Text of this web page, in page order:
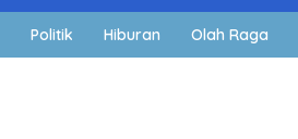
Politik Hiburan Olah Raga